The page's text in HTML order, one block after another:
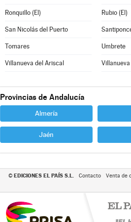
Ronquillo (El) Rubio (El)
San Nicolás del Puerto
Tomares Umbrete
Villanueva del Ariscal Villanueva
Provincias de Andalucía
Almería
Jaén
© EDICIONES EL PAÍS S.L. Contacto Venta de